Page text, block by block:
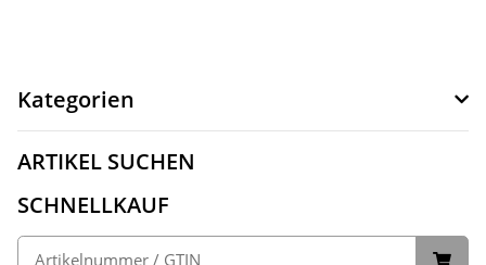
Kategorien
ARTIKEL SUCHEN
SCHNELLKAUF